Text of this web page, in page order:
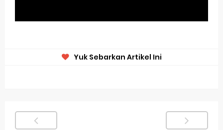
Yuk Sebarkan Artikel Ini